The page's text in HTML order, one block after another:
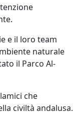
e il loro team
naturale
il Parco Al-
che
civiltà andalusa.